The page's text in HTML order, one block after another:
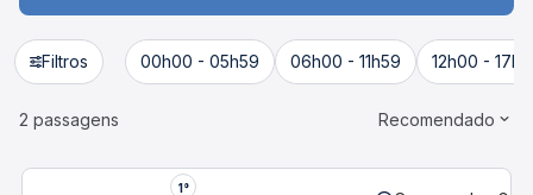
Filtros 00h00 - 05h59 06h00 - 11h59 12h00 -
2 passagens Recomendado
1°